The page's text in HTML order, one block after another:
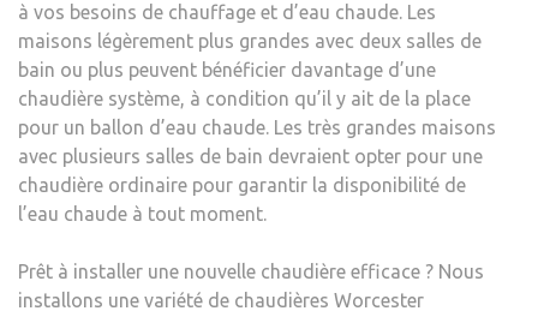
à vos besoins de chauffage et d’eau chaude. Les
maisons légèrement plus grandes avec deux salles de
bain ou plus peuvent bénéficier davantage d’une
chaudière système, à condition qu’il y ait de la place
pour un ballon d’eau chaude. Les très grandes maisons
avec plusieurs salles de bain devraient opter pour une
chaudière ordinaire pour garantir la disponibilité de
l’eau chaude à tout moment.
Prêt à installer une nouvelle chaudière efficace ? Nous
installons une variété de chaudières Worcester